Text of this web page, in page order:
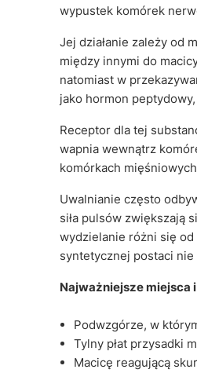
wypustek komórek
Jej działanie zależy od
między innymi do
natomiast w
jako hormon
Receptor dla tej
wapnia wewnątrz
komórkach
Uwalnianie często
siła pulsów zwiększają
wydzielanie różni się od
syntetycznej postaci nie
Najważniejsze miejsca
Podwzgórze, w
Tylny płat przysadki
Macicę reagującą